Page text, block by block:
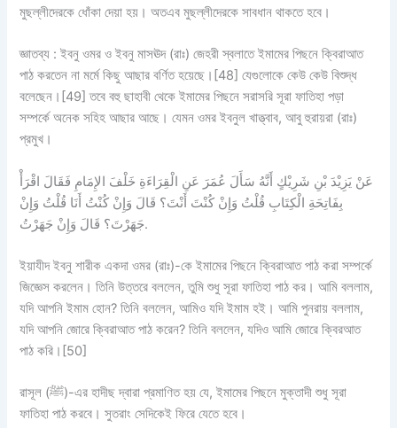
মুছল্লীদেরকে ধোঁকা দেয়া হয়। অতএব মুছল্লীদেরকে সাবধান থাকতে হবে।
জ্ঞাতব্য :ইবনু ওমর ও ইবনু মাসঊদ (রাঃ) জেহরী স্বলাতে ইমামের পিছনে ক্বিরাআত
পাঠ করতেন না মর্মে কিছু আছার বর্ণিত হয়েছে।[48] যেগুলোকে কেউ কেউ বিশুদ্ধ
বলেছেন।[49] তবে বহু ছাহাবী থেকে ইমামের পিছনে সরাসরি সূরা ফাতিহা পড়া
সম্পর্কে অনেক সহিহ আছার আছে। যেমন ওমর ইবনুল খাত্ত্বাব, আবু হুরায়রা (রাঃ)
প্রমুখ।
عَنْ يَزِيْدَ بْنِ شَرِيْكٍ أَنَّهُ سَأَلَ عُمَرَ عَنِ الْقِرَاءَةِ خَلْفَ الإِمَامِ فَقَالَ اقْرَأْ
بِفَاتِحَةِ الْكِتَابِ قُلْتُ وَإِنْ كُنْتَ أَنْتَ؟ قَالَ وَإِنْ كُنْتُ أَنَا قُلْتُ وَإِنْ
جَهَرْتَ؟ قَالَ وَإِنْ جَهَرْتُ.
ইয়াযীদ ইবনু শারীক একদা ওমর (রাঃ)-কে ইমামের পিছনে ক্বিরাআত পাঠ করা সম্পর্কে
জিজ্ঞেস করলেন। তিনি উত্তরে বললেন, তুমি শুধু সূরা ফাতিহা পাঠ কর। আমি বললাম,
যদি আপনি ইমাম হোন? তিনি বললেন, আমিও যদি ইমাম হই। আমি পুনরায় বললাম,
যদি আপনি জোরে ক্বিরাআত পাঠ করেন? তিনি বললেন, যদিও আমি জোরে ক্বিরআত
পাঠ করি।[50]
রাসূল (ﷺ)-এর হাদীছ দ্বারা প্রমাণিত হয় যে, ইমামের পিছনে মুক্তাদী শুধু সূরা
ফাতিহা পাঠ করবে। সুতরাং সেদিকেই ফিরে যেতে হবে।